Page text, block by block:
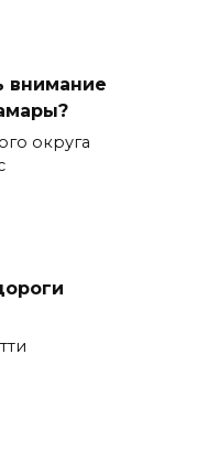
внимание
округа